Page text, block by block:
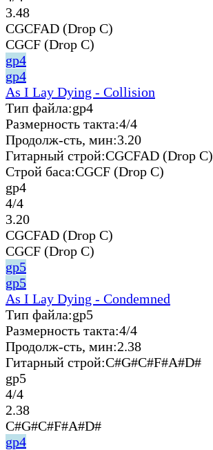
3.48
CGCFAD (Drop C)
CGCF (Drop C)
gp4
gp4
As I Lay Dying - Collision
Тип файла:gp4
Размерность такта:4/4
Продолж-сть, мин:3.20
Гитарный строй:CGCFAD (Drop C)
Строй баса:CGCF (Drop C)
gp4
4/4
3.20
CGCFAD (Drop C)
CGCF (Drop C)
gp5
gp5
As I Lay Dying - Condemned
Тип файла:gp5
Размерность такта:4/4
Продолж-сть, мин:2.38
Гитарный строй:C#G#C#F#A#D#
gp5
4/4
2.38
C#G#C#F#A#D#
gp4